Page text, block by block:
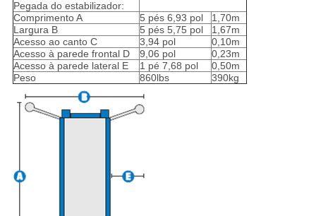
Pegada do estabilizador:
Comprimento A
5 pés 6,93 pol
1,70m
Largura B
5 pés 5,75 pol
1,67m
Acesso ao canto C
3,94 pol
0,10m
Acesso à parede frontal D
9,06 pol
0,23m
Acesso à parede lateral E
1 pé 7,68 pol
0,50m
Peso
860lbs 390kg